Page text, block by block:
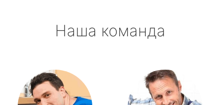
Наша команда